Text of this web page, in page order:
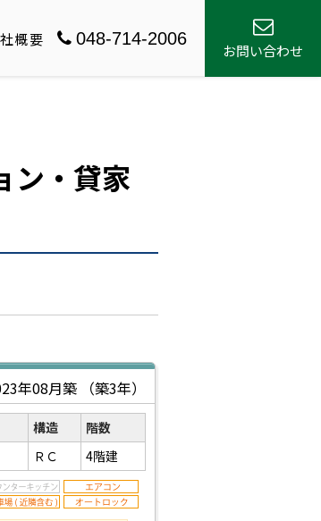
概要 048-714-2006
お問い合わせ
ン・貸家
年08月築 （築3年）
構造
階数
ＲＣ 4階建